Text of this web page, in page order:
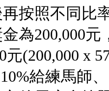
按照不同比
為200,000
元(200,000 x
給練馬師